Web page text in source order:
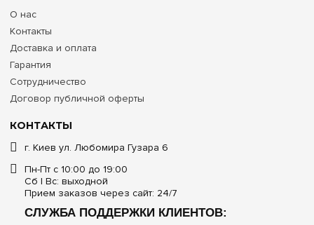
КОНТАКТЫ
г. Киев ул. Любомира Гузара 6
Пн-Пт с 10:00 до 19:00
Сб | Вс: выходной
Прием заказов через сайт: 24/7
СЛУЖБА ПОДДЕРЖКИ КЛИЕНТОВ:
О нас
Контакты
Доставка и оплата
Гарантия
Сотрудничество
Договор публичной оферты